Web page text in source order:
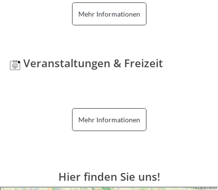
Mehr Informationen
Veranstaltungen & Freizeit
Mehr Informationen
Hier finden Sie uns!